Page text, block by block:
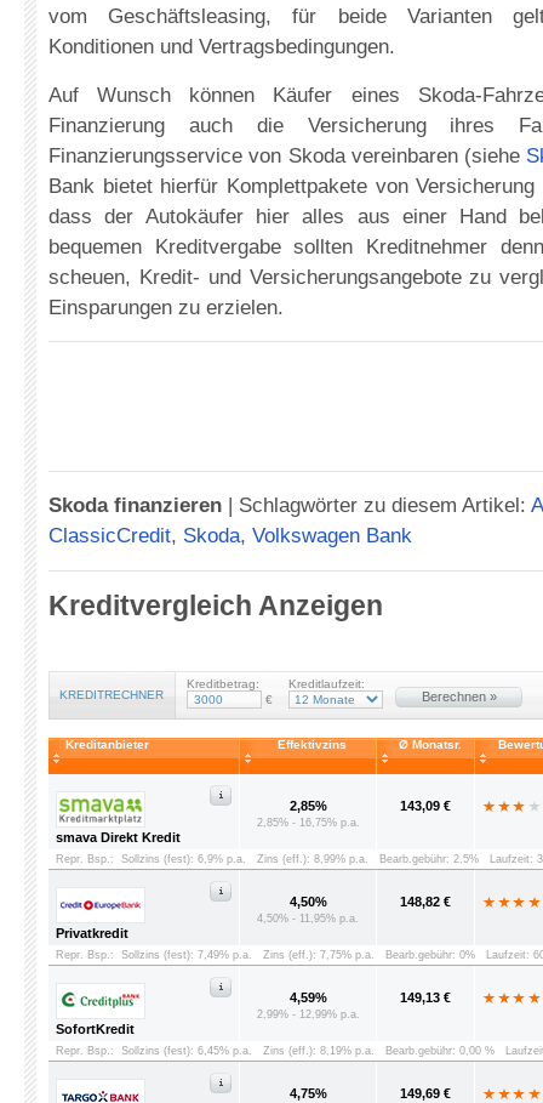
vom Geschäftsleasing, für beide Varianten
Konditionen und Vertragsbedingungen.
Auf Wunsch können Käufer eines Skoda-
Finanzierung auch die Versicherung ihres
Finanzierungsservice von Skoda vereinbaren (siehe
Bank bietet hierfür Komplettpakete von
dass der Autokäufer hier alles aus einer Hand
bequemen Kreditvergabe sollten Kreditnehmer
scheuen, Kredit- und Versicherungsangebote zu
Einsparungen zu erzielen.
Skoda finanzieren | Schlagwörter zu diesem Artikel:
ClassicCredit, Skoda, Volkswagen Bank
Kreditvergleich Anzeigen
KREDITRECHNER
Kreditbetrag:
€
Kreditlaufzeit:
Berechnen »
Kreditanbieter Effektivzins Ø Monatsr.
smava Direkt Kredit
2,85%
2,85% - 16,75% p.a.
143,09 €
Repr. Bsp.: Sollzins (fest): 6,9% p.a. Zins (eff.): 8,99% p.a. Bearb.gebühr: 2,5% Laufzeit:
Privatkredit
4,50%
4,50% - 11,95% p.a.
148,82 €
Repr. Bsp.: Sollzins (fest): 7,49% p.a. Zins (eff.): 7,75% p.a. Bearb.gebühr: 0% Laufzeit:
SofortKredit
4,59%
2,99% - 12,99% p.a.
149,13 €
Repr. Bsp.: Sollzins (fest): 6,45% p.a. Zins (eff.): 8,19% p.a. Bearb.gebühr: 0,00 %
4,75% 149,69 €